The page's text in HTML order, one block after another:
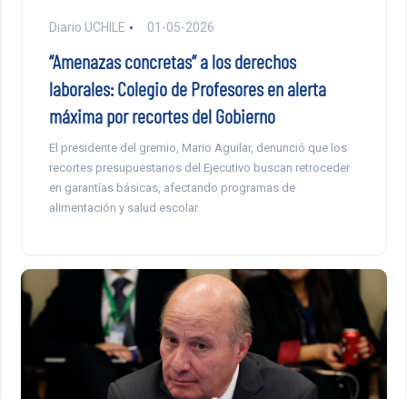
Diario UCHILE 01-05-2026
“Amenazas concretas” a los derechos
laborales: Colegio de Profesores en alerta
máxima por recortes del Gobierno
El presidente del gremio, Mario Aguilar, denunció que los
recortes presupuestarios del Ejecutivo buscan retroceder
en garantías básicas, afectando programas de
alimentación y salud escolar.